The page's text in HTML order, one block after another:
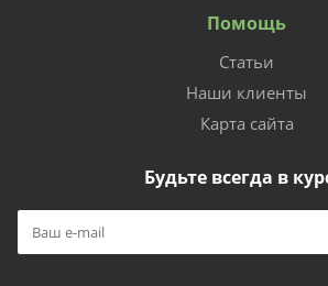
Помощь
Статьи
Наши клиенты
Карта сайта
Будьте всегда в